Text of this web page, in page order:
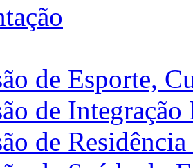
de Esporte,
de Integração
de